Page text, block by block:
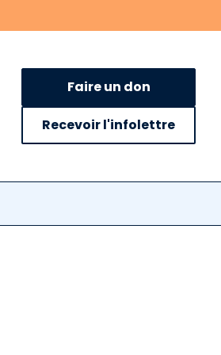
Faire un don
Recevoir l'infolettre